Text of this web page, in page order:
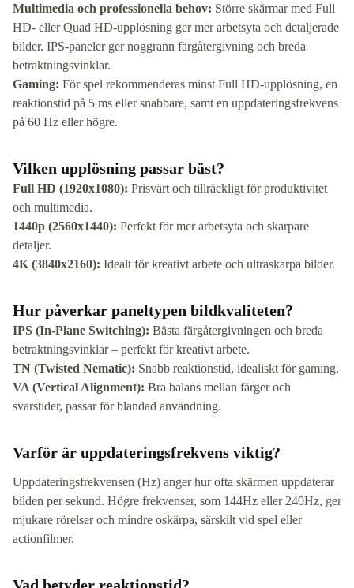
Multimedia och professionella behov: Större skärmar med Full
HD- eller Quad HD-upplösning ger mer arbetsyta och detaljerade
bilder. IPS-paneler ger noggrann färgåtergivning och breda
betraktningsvinklar.
Gaming: För spel rekommenderas minst Full HD-upplösning, en
reaktionstid på 5 ms eller snabbare, samt en uppdateringsfrekvens
på 60 Hz eller högre.
Vilken upplösning passar bäst?
Full HD (1920x1080): Prisvärt och tillräckligt för produktivitet
och multimedia.
1440p (2560x1440): Perfekt för mer arbetsyta och skarpare
detaljer.
4K (3840x2160): Idealt för kreativt arbete och ultraskarpa bilder.
Hur påverkar paneltypen bildkvaliteten?
IPS (In-Plane Switching): Bästa färgåtergivningen och breda
betraktningsvinklar – perfekt för kreativt arbete.
TN (Twisted Nematic): Snabb reaktionstid, idealiskt för gaming.
VA (Vertical Alignment): Bra balans mellan färger och
svarstider, passar för blandad användning.
Varför är uppdateringsfrekvens viktig?
Uppdateringsfrekvensen (Hz) anger hur ofta skärmen uppdaterar
bilden per sekund. Högre frekvenser, som 144Hz eller 240Hz, ger
mjukare rörelser och mindre oskärpa, särskilt vid spel eller
actionfilmer.
Vad betyder reaktionstid?